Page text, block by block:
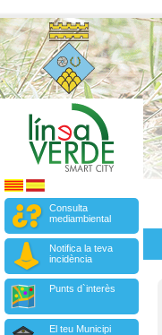
Consulta
mediambiental
Notifica la teva
incidència
Punts d`interès
El teu Municipi